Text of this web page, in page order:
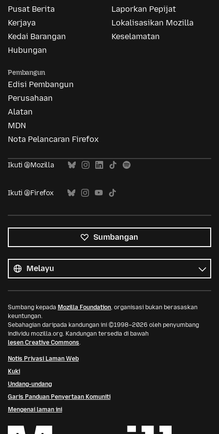
Pusat Berita
Kerjaya
Kedai Barangan
Hubungan
Laporkan Pepijat
Lokalisasikan Mozilla
Keselamatan
Pembangun
Edisi Pembangun
Perusahaan
Alatan
MDN
Nota Pelancaran Firefox
Ikuti @Mozilla
Ikuti @Firefox
Sumbangan
bahasa
Bahasa
Sumbang kepada Mozilla Foundation, organisasi bukan berasaskan
keuntungan.
Sebahagian daripada kandungan ini ©1998–2026 oleh penyumbang
individu mozilla.org. Kandungan tersedia di bawah
lesen Creative Commons.
Notis Privasi Laman Web
Kuki
Undang-undang
Garis Panduan Penyertaan Komuniti
Mengenai laman ini